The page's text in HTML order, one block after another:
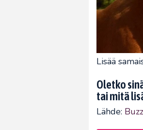
Lisää
Oletko
tai mitä
Lähde: